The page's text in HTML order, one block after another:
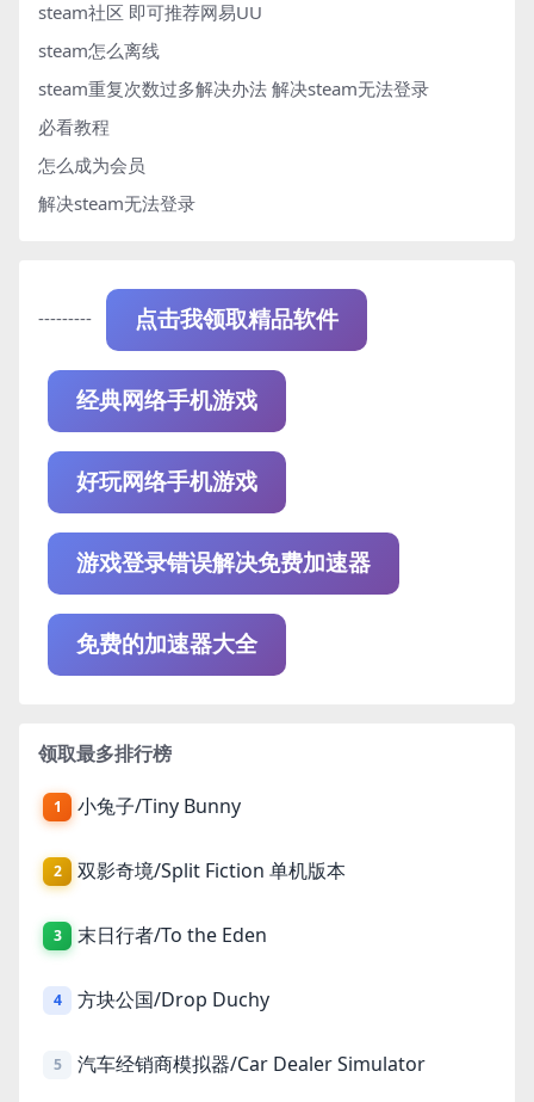
steam社区 即可推荐网易UU
steam怎么离线
steam重复次数过多解决办法 解决steam无法登录
必看教程
怎么成为会员
解决steam无法登录
--------- 点击我领取精品软件
经典网络手机游戏
好玩网络手机游戏
游戏登录错误解决免费加速器
免费的加速器大全
领取最多排行榜
1 小兔子/Tiny Bunny
2 双影奇境/Split Fiction 单机版本
3 末日行者/To the Eden
4 方块公国/Drop Duchy
5 汽车经销商模拟器/Car Dealer Simulator